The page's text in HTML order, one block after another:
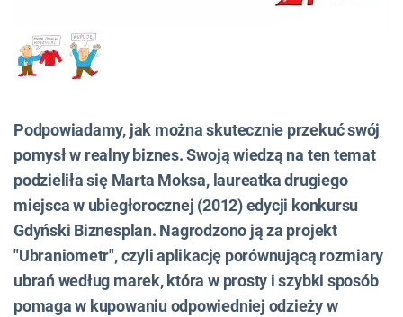
Podpowiadamy, jak można skutecznie przekuć swój
pomysł w realny biznes. Swoją wiedzą na ten temat
podzieliła się Marta Moksa, laureatka drugiego
miejsca w ubiegłorocznej (2012) edycji konkursu
Gdyński Biznesplan. Nagrodzono ją za projekt
"Ubraniometr", czyli aplikację porównującą rozmiary
ubrań według marek, która w prosty i szybki sposób
pomaga w kupowaniu odpowiedniej odzieży w